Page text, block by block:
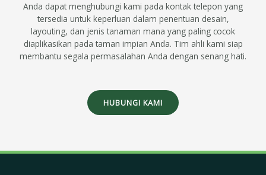
Anda dapat menghubungi kami pada kontak telepon yang
tersedia untuk keperluan dalam penentuan desain,
layouting, dan jenis tanaman mana yang paling cocok
diaplikasikan pada taman impian Anda. Tim ahli kami siap
membantu segala permasalahan Anda dengan senang hati.
HUBUNGI KAMI